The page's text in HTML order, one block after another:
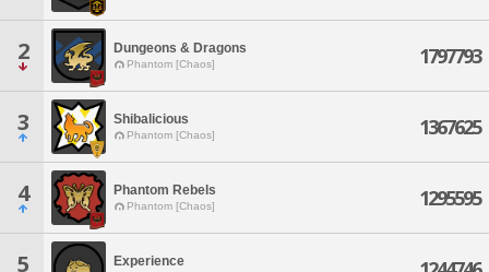
2 Dungeons & Dragons
Phantom [Chaos] 1797793
3 Shibalicious
Phantom [Chaos] 1367625
4 Phantom Rebels
Phantom [Chaos] 1295595
5 Experience